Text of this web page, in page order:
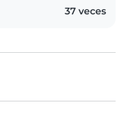
37 veces